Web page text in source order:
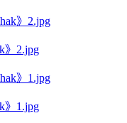
》2.jpg
》1.jpg